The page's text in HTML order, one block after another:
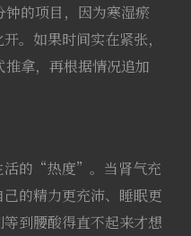
钟的项目，因为寒湿瘀
。如果时间实在紧张，
拿，再根据情况追加
活的“热度”。当肾气充
的精力更充沛、睡眠更
到腰酸得直不起来才想